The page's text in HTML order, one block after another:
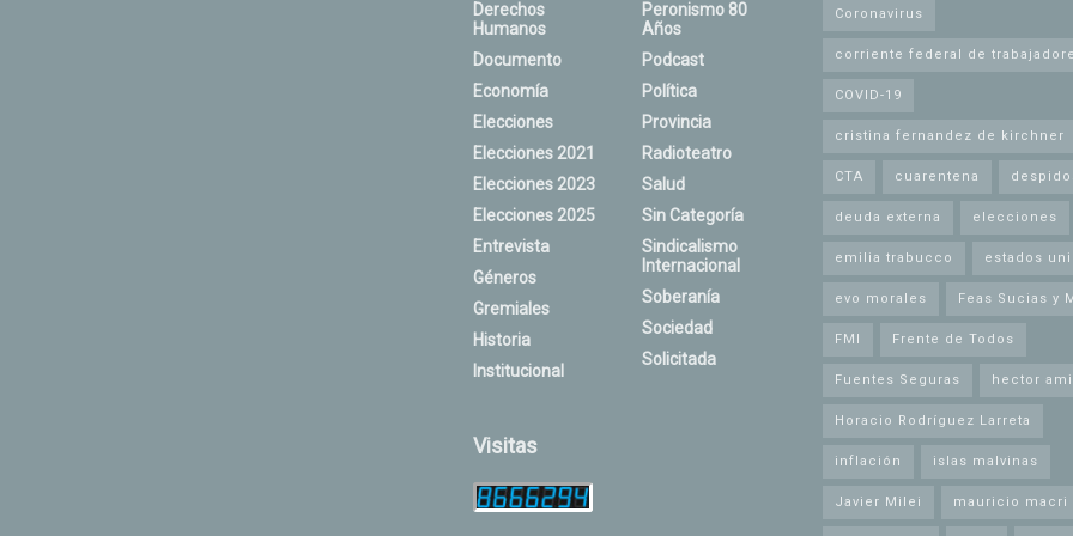
Derechos
Humanos
Documento
Economía
Elecciones
Elecciones 2021
Elecciones 2023
Elecciones 2025
Entrevista
Géneros
Gremiales
Historia
Institucional
Peronismo 80
Años
Podcast
Política
Provincia
Radioteatro
Salud
Sin Categoría
Sindicalismo
Internacional
Soberanía
Sociedad
Solicitada
Visitas
Coronavirus
corriente federal de
COVID-19
cristina fernandez de kirchner
CTA cuarentena
deuda externa elecciones
emilia trabucco estados
evo morales Feas Sucias y
FMI Frente de Todos
Fuentes Seguras hector
Horacio Rodríguez Larreta
inflación islas malvinas
Javier Milei mauricio macri